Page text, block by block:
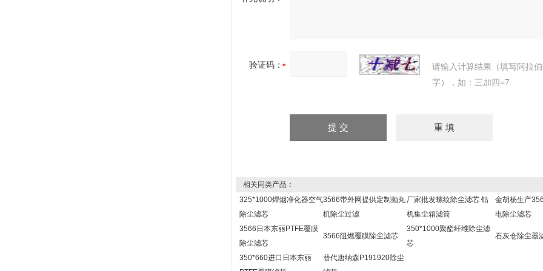
验证码：
请输入计算结果（填写阿拉
字），如：三加四=7
相关同类产品：
325*1000焊烟净化器空气
除尘滤芯
3566带外网提供定制抛丸
机除尘过滤
厂家批发螺纹除尘滤芯 钻
机集尘箱滤筒
金胡杨生产
电除尘滤芯
3566日本东丽PTFE覆膜
除尘滤芯
3566阻燃覆膜除尘滤芯
350*1000聚酯纤维除尘滤
芯
石灰仓除尘器
350*660进口日本东丽
替代唐纳森P191920除尘